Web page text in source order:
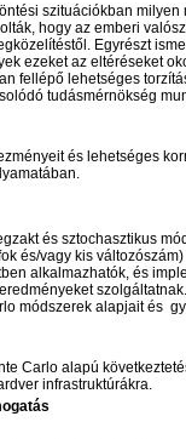
szituációkban milyen
hogy az emberi
Egyrészt
ezeket az eltéréseket
fellépő lehetséges
tudásmérnökség
és lehetséges
és sztochasztikus
és/vagy kis
alkalmazhatók, és
módszerek alapjait és
Carlo alapú
infrastruktúrákra.